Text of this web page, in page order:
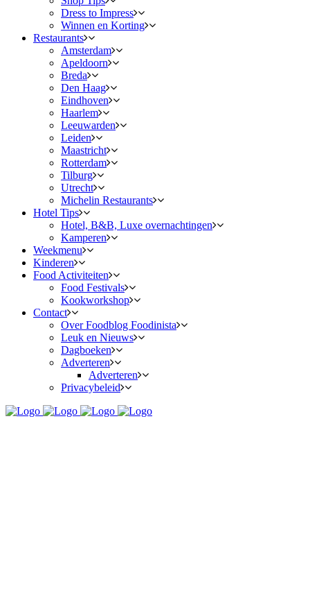
Dress to Impress
Winnen en Korting
Restaurants
Amsterdam
Apeldoorn
Breda
Den Haag
Eindhoven
Haarlem
Leeuwarden
Leiden
Maastricht
Rotterdam
Tilburg
Utrecht
Michelin Restaurants
Hotel Tips
Hotel, B&B, Luxe overnachtingen
Kamperen
Weekmenu
Kinderen
Food Activiteiten
Food Festivals
Kookworkshop
Contact
Over Foodblog Foodinista
Leuk en Nieuws
Dagboeken
Adverteren
Adverteren
Privacybeleid